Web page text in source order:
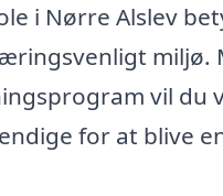
i Nørre Alslev
miljø.
vil du
for at blive